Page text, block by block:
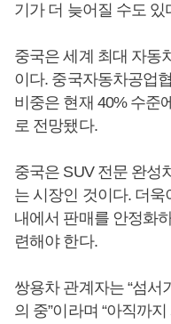
기가 더 늦어질 수도 있
중국은 세계 최대 자동
이다. 중국자동차공업
비중은 현재 40% 수준
로 전망됐다.
중국은 SUV 전문 완성
는 시장인 것이다. 더
내에서 판매를 안정화
련해야 한다.
쌍용차 관계자는 “섬
의 중”이라며 “아직까